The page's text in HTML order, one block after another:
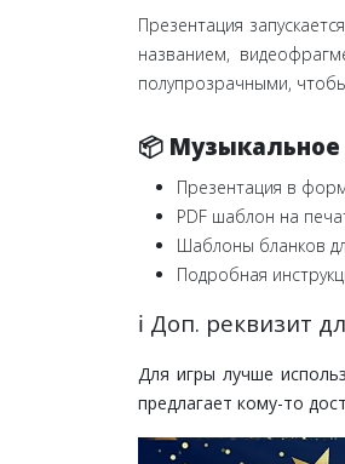
Презентация
названием,
полупрозрачными,
📦
Презентация в
PDF шаблон на
Шаблоны бланков
Подробная
ℹ️ Доп. реквизит
Для игры лучше
предлагает кому-то